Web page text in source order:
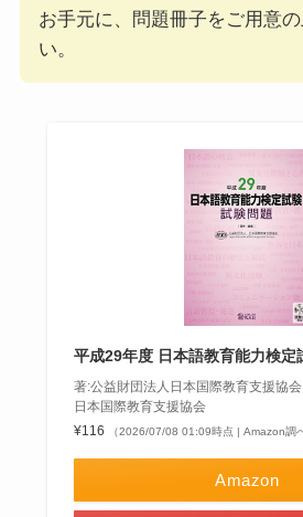
お手元に、問題冊子をご用意
い。
平成29年度 日本語教育能力検定
著:公益財団法人日本国際教育支援協
日本国際教育支援協会
¥116
（2026/07/08 01:09時点 | Amazon調べ
Amazon